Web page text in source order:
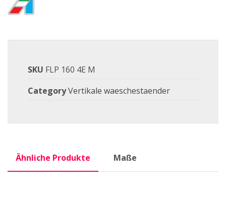
SKU FLP 160 4E M
CategoryVertikale waeschestaender
Ähnliche Produkte Maße